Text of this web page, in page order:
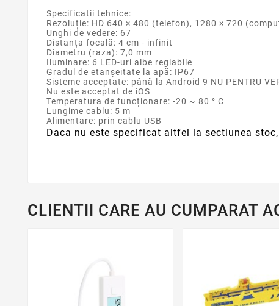
Specificatii tehnice:
Rezoluție: HD 640 × 480 (telefon), 1280 × 720
Unghi de vedere: 67
Distanța focală: 4 cm - infinit
Diametru (raza): 7,0 mm
Iluminare: 6 LED-uri albe reglabile
Gradul de etanșeitate la apă: IP67
Sisteme acceptate: până la Android 9 NU PENTRU
Nu este acceptat de iOS
Temperatura de funcționare: -20 ~ 80 ° C
Lungime cablu: 5 m
Alimentare: prin cablu USB
Daca nu este specificat altfel la sectiunea
CLIENTII CARE AU CUMPARAT